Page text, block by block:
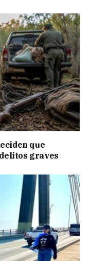
que
graves